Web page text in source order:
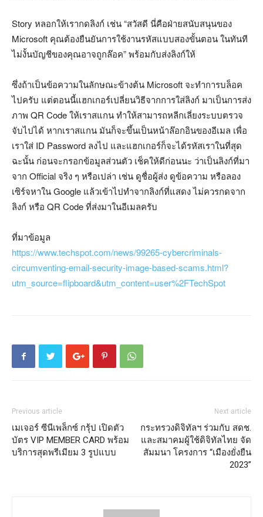
Story หลอกให้เรากดลิงก์ เช่น “สวัสดี นี่คือฝ่ายสนับสนุนของ
Microsoft คุณต้องยืนยันการใช้งานรหัสแบบสองขั้นตอน ในทันที
ไม่งั้นบัญชีของคุณอาจถูกล๊อค” พร้อมกับส่งลิงก์ให้
ซึ่งถ้าเป็นข้อความในลักษณะข้างต้น Microsoft จะทำการบล็อค
ไปครับ แต่ตอนนี้แฮกเกอร์เปลี่ยนวิธีจากการใส่ลิงก์ มาเป็นการส่ง
ภาพ QR Code ให้เราสแกน ทำให้สามารถหลีกเลี่ยงระบบตรวจ
จับไปได้ หากเราสแกน มันก็จะขึ้นเป็นหน้าล๊อกอินของอีเมล เพื่อ
เราใส่ ID Password ลงไป และแฮกเกอร์ก็จะได้รหัสเราในที่สุด
ฉะนั้น ก่อนจะกรอกข้อมูลส่วนตัว เช็คให้ดีก่อนนะ ว่าเป็นลิงก์ที่มา
จาก Official จริง ๆ หรือเปล่า เช่น ดูชื่อผู้ส่ง ดูข้อความ หรือลอง
เซิร์จหาใน Google แล้วเข้าไปทำจากลิงก์ที่แสดง ไม่ควรกดจาก
ลิงก์ หรือ QR Code ที่ส่งมาในอีเมลครับ
ที่มาข้อมูล
https://www.techspot.com/news/99265-cybercriminals-
circumventing-email-security-image-based-scams.html?
utm_source=flipboard&utm_content=user%2FTechSpot
Previous article
เมเจอร์ ซีนีเพล็กซ์ กรุ้ป เปิดตัว
บัตร VIP MEMBER CARD พร้อม
บริการสุดพรีเมียม 3 รูปแบบ
Next article
กระทรวงดิจิทัลฯ ร่วมกับ สดช.
และสมาคมผู้ใช้ดิจิทัลไทย จัด
สัมมนา โครงการ “เมืองยั่งยืน
2023”